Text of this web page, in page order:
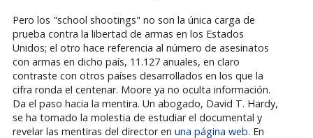
Pero los "school shootings" no son la única carga de
prueba contra la libertad de armas en los Estados
Unidos; el otro hace referencia al número de asesinatos
con armas en dicho país, 11.127 anuales, en claro
contraste con otros países desarrollados en los que la
cifra ronda el centenar. Moore ya no oculta información.
Da el paso hacia la mentira. Un abogado, David T. Hardy,
se ha tomado la molestia de estudiar el documental y
revelar las mentiras del director en una página web. En